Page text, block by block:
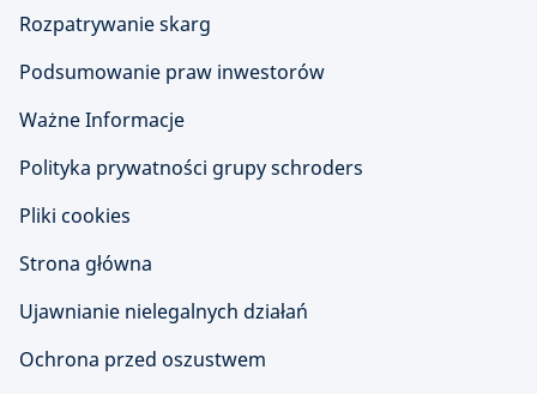
Rozpatrywanie skarg
Podsumowanie praw inwestorów
Ważne Informacje
Polityka prywatności grupy schroders
Pliki cookies
Strona główna
Ujawnianie nielegalnych działań
Ochrona przed oszustwem